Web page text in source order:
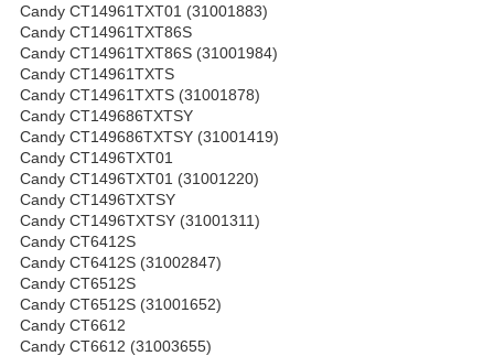
Candy CT14961TXT01 (31001883)
Candy CT14961TXT86S
Candy CT14961TXT86S (31001984)
Candy CT14961TXTS
Candy CT14961TXTS (31001878)
Candy CT149686TXTSY
Candy CT149686TXTSY (31001419)
Candy CT1496TXT01
Candy CT1496TXT01 (31001220)
Candy CT1496TXTSY
Candy CT1496TXTSY (31001311)
Candy CT6412S
Candy CT6412S (31002847)
Candy CT6512S
Candy CT6512S (31001652)
Candy CT6612
Candy CT6612 (31003655)